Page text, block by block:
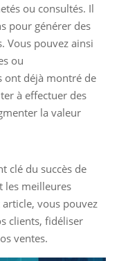
ou consultés. Il
pour générer des
Vous pouvez ainsi
ou
ont déjà montré de
à effectuer des
la valeur
clé du succès de
les meilleures
vous pouvez
clients, fidéliser
ventes.